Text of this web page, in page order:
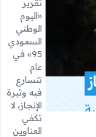
تقرير
«اليوم
الوطني
السعودي
95» في
عام
تتسارع
فيه وتيرة
الإنجاز، لا
تكفي
العناوين